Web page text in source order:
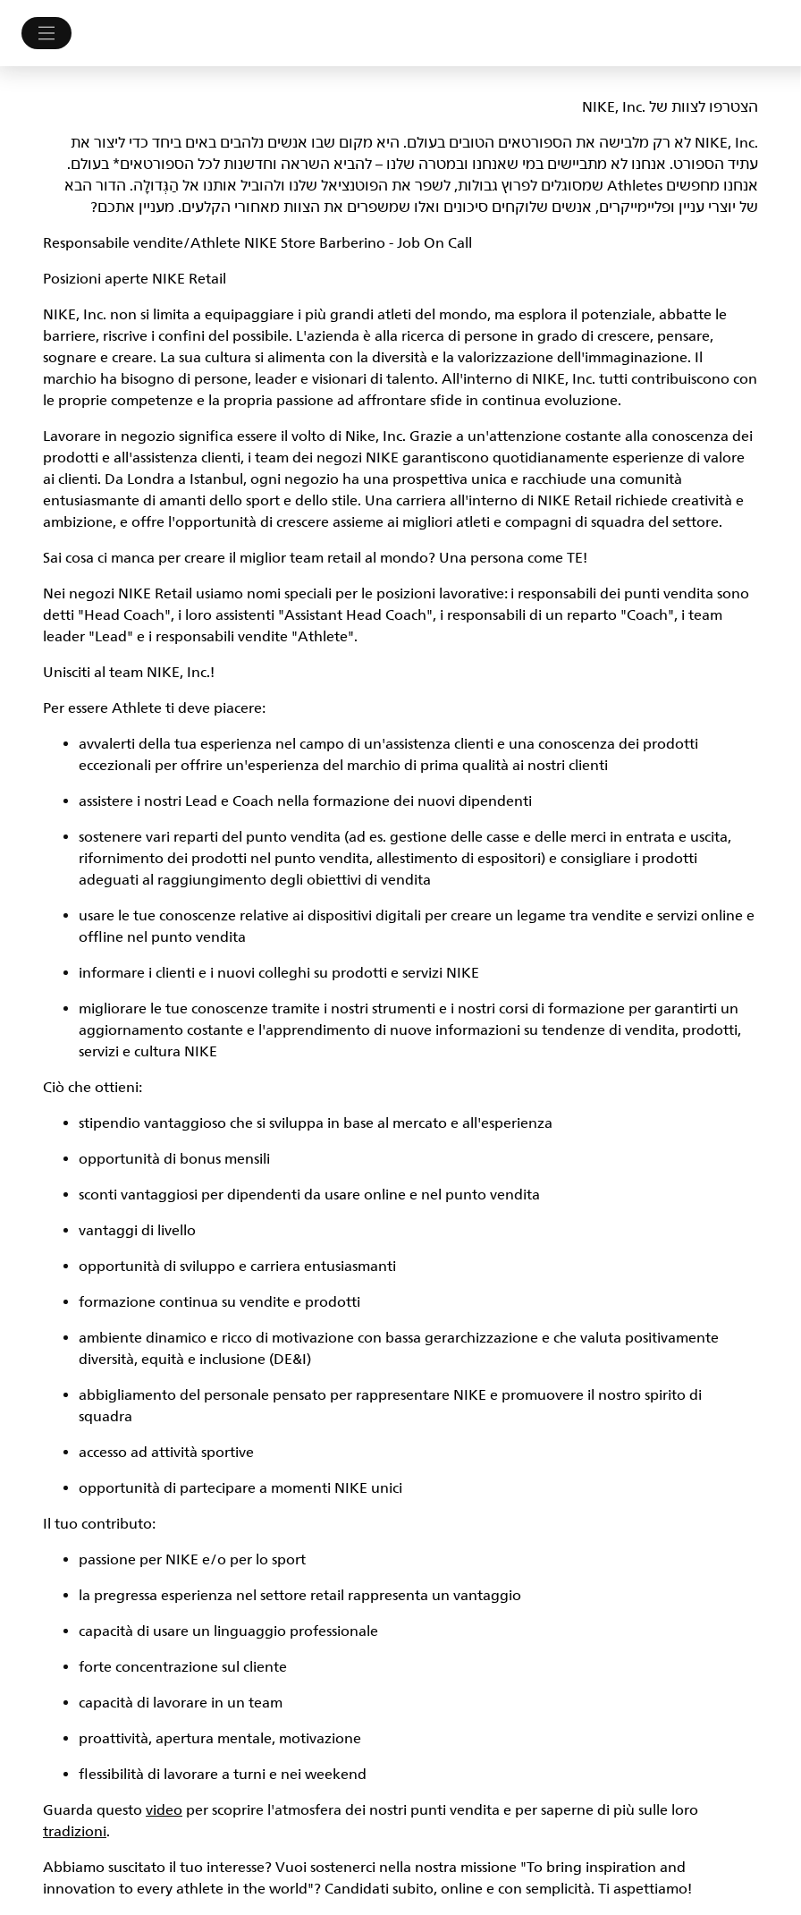
הצטרפו לצוות של NIKE, Inc.‎‏
NIKE, Inc.‎ לא רק מלבישה את הספורטאים הטובים בעולם. היא מקום שבו אנשים נלהבים באים ביחד כדי ליצור את
עתיד הספורט. אנחנו לא מתביישים במי שאנחנו ובמטרה שלנו – להביא השראה וחדשנות לכל הספורטאים* בעולם.
אנחנו מחפשים Athletes שמסוגלים לפרוץ גבולות, לשפר את הפוטנציאל שלנו ולהוביל אותנו אל הַגְּדוּלָה. הדור הבא
של יוצרי עניין ופליימייקרים, אנשים שלוקחים סיכונים ואלו שמשפרים את הצוות מאחורי הקלעים. מעניין אתכם?
Responsabile vendite/Athlete NIKE Store Barberino - Job On Call
Posizioni aperte NIKE Retail
NIKE, Inc. non si limita a equipaggiare i più grandi atleti del mondo, ma esplora il potenziale, abbatte le
barriere, riscrive i confini del possibile. L'azienda è alla ricerca di persone in grado di crescere, pensare,
sognare e creare. La sua cultura si alimenta con la diversità e la valorizzazione dell'immaginazione. Il
marchio ha bisogno di persone, leader e visionari di talento. All'interno di NIKE, Inc. tutti contribuiscono con
le proprie competenze e la propria passione ad affrontare sfide in continua evoluzione.
Lavorare in negozio significa essere il volto di Nike, Inc. Grazie a un'attenzione costante alla conoscenza dei
prodotti e all'assistenza clienti, i team dei negozi NIKE garantiscono quotidianamente esperienze di valore
ai clienti. Da Londra a Istanbul, ogni negozio ha una prospettiva unica e racchiude una comunità
entusiasmante di amanti dello sport e dello stile. Una carriera all'interno di NIKE Retail richiede creatività e
ambizione, e offre l'opportunità di crescere assieme ai migliori atleti e compagni di squadra del settore.
Sai cosa ci manca per creare il miglior team retail al mondo? Una persona come TE!
Nei negozi NIKE Retail usiamo nomi speciali per le posizioni lavorative: i responsabili dei punti vendita sono
detti "Head Coach", i loro assistenti "Assistant Head Coach", i responsabili di un reparto "Coach", i team
leader "Lead" e i responsabili vendite "Athlete".
Unisciti al team NIKE, Inc.!
Per essere Athlete ti deve piacere:
avvalerti della tua esperienza nel campo di un'assistenza clienti e una conoscenza dei prodotti
eccezionali per offrire un'esperienza del marchio di prima qualità ai nostri clienti
assistere i nostri Lead e Coach nella formazione dei nuovi dipendenti
sostenere vari reparti del punto vendita (ad es. gestione delle casse e delle merci in entrata e uscita,
rifornimento dei prodotti nel punto vendita, allestimento di espositori) e consigliare i prodotti
adeguati al raggiungimento degli obiettivi di vendita
usare le tue conoscenze relative ai dispositivi digitali per creare un legame tra vendite e servizi online e
offline nel punto vendita
informare i clienti e i nuovi colleghi su prodotti e servizi NIKE
migliorare le tue conoscenze tramite i nostri strumenti e i nostri corsi di formazione per garantirti un
aggiornamento costante e l'apprendimento di nuove informazioni su tendenze di vendita, prodotti,
servizi e cultura NIKE
Ciò che ottieni:
stipendio vantaggioso che si sviluppa in base al mercato e all'esperienza
opportunità di bonus mensili
sconti vantaggiosi per dipendenti da usare online e nel punto vendita
vantaggi di livello
opportunità di sviluppo e carriera entusiasmanti
formazione continua su vendite e prodotti
ambiente dinamico e ricco di motivazione con bassa gerarchizzazione e che valuta positivamente
diversità, equità e inclusione (DE&I)
abbigliamento del personale pensato per rappresentare NIKE e promuovere il nostro spirito di
squadra
accesso ad attività sportive
opportunità di partecipare a momenti NIKE unici
Il tuo contributo:
passione per NIKE e/o per lo sport
la pregressa esperienza nel settore retail rappresenta un vantaggio
capacità di usare un linguaggio professionale
forte concentrazione sul cliente
capacità di lavorare in un team
proattività, apertura mentale, motivazione
flessibilità di lavorare a turni e nei weekend
Guarda questo video per scoprire l'atmosfera dei nostri punti vendita e per saperne di più sulle loro
tradizioni.
Abbiamo suscitato il tuo interesse? Vuoi sostenerci nella nostra missione "To bring inspiration and
innovation to every athlete in the world"? Candidati subito, online e con semplicità. Ti aspettiamo!